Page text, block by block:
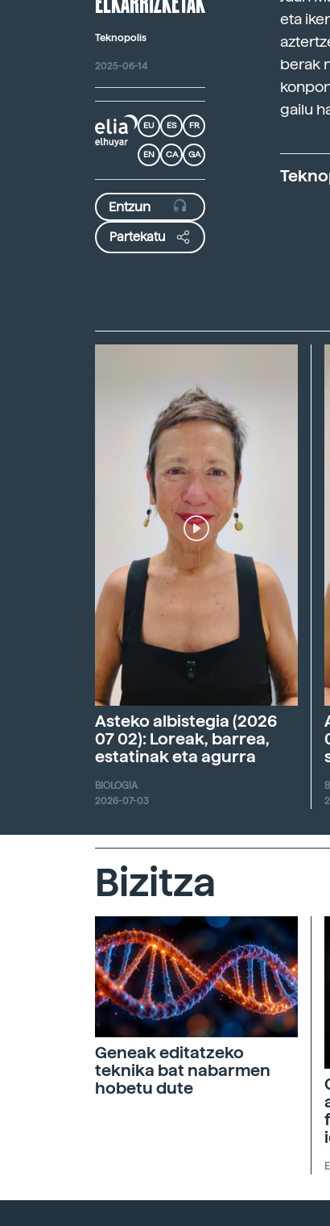
Teknopolis
2025-06-14
EU ES FR
EN CA GA
Partekatu
eta
berak
gailu
Asteko albistegia (2026
07 02): Loreak, barrea,
estatinak eta agurra
BIOLOGIA
2026-07-03
Bizitza
Geneak editatzeko
teknika bat nabarmen
hobetu dute